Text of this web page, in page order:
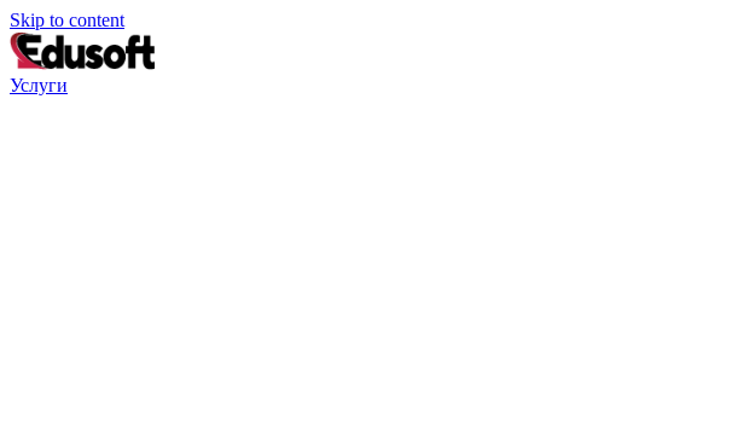
Skip to content
Услуги